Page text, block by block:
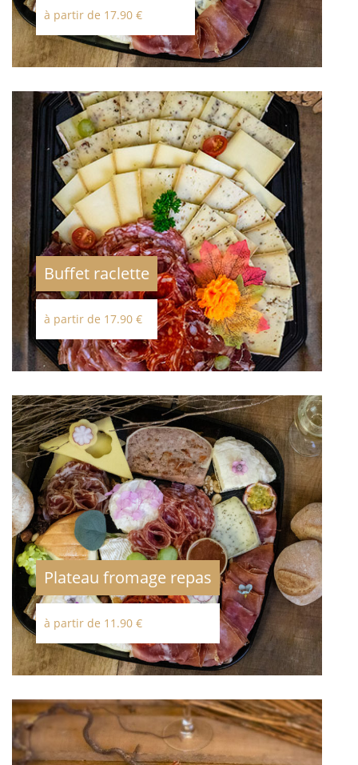
à partir de 17.90 €
Buffet raclette
à partir de 17.90 €
Plateau fromage repas
à partir de 11.90 €